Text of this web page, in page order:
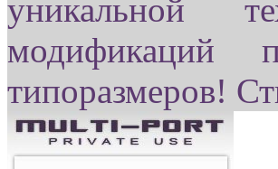
уникальной
модификаций
типоразмеров!